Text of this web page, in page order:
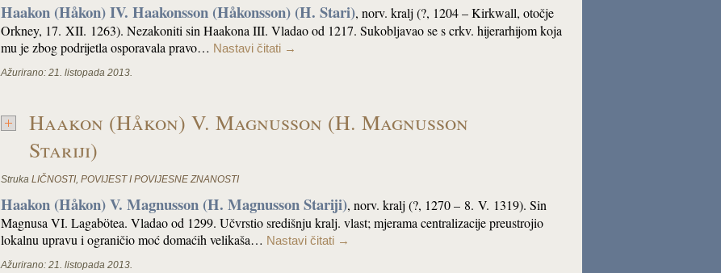
Haakon (Håkon) IV. Haakonsson (Håkonsson) (H. Stari), norv. kralj (?, 1204 – Kirkwall, otočje
Orkney, 17. XII. 1263). Nezakoniti sin Haakona III. Vladao od 1217. Sukobljavao se s crkv. hijerarhijom koja
mu je zbog podrijetla osporavala pravo… Nastavi čitati →
Ažurirano: 21. listopada 2013.
Haakon (Håkon) V. Magnusson (H. Magnusson
Stariji)
Struka LIČNOSTI, POVIJEST I POVIJESNE ZNANOSTI
Haakon (Håkon) V. Magnusson (H. Magnusson Stariji), norv. kralj (?, 1270 – 8. V. 1319). Sin
Magnusa VI. Lagabötea. Vladao od 1299. Učvrstio središnju kralj. vlast; mjerama centralizacije preustrojio
lokalnu upravu i ograničio moć domaćih velikaša… Nastavi čitati →
Ažurirano: 21. listopada 2013.